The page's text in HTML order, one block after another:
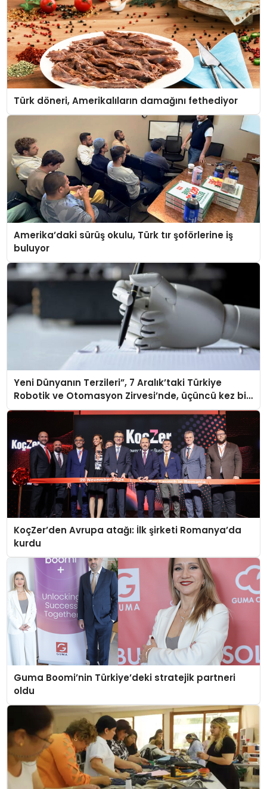
Türk döneri, Amerikalıların damağını fethediyor
Amerika’daki sürüş okulu, Türk tır şoförlerine iş
buluyor
Yeni Dünyanın Terzileri”, 7 Aralık’taki Türkiye
Robotik ve Otomasyon Zirvesi’nde, üçüncü kez bir
araya geliyor
KoçZer’den Avrupa atağı: İlk şirketi Romanya’da
kurdu
Guma Boomi’nin Türkiye’deki stratejik partneri
oldu